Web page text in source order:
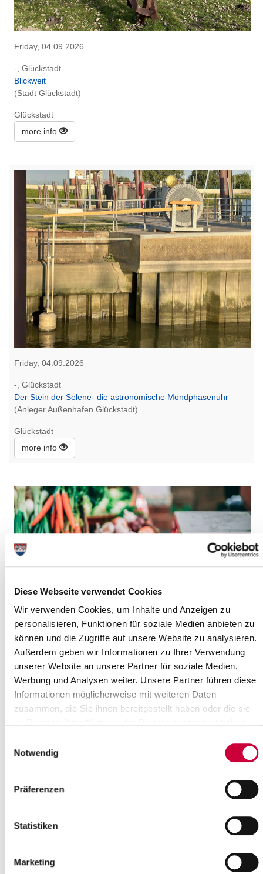
Diese Webseite verwendet Cookies
Wir verwenden Cookies, um Inhalte und Anzeigen zu
personalisieren, Funktionen für soziale Medien anbieten zu
können und die Zugriffe auf unsere Website zu analysieren.
Außerdem geben wir Informationen zu Ihrer Verwendung
unserer Website an unsere Partner für soziale Medien,
Werbung und Analysen weiter. Unsere Partner führen diese
Informationen möglicherweise mit weiteren Daten
zusammen, die Sie ihnen bereitgestellt haben oder die sie
Notwendig
Präferenzen
Statistiken
Marketing
Friday, 04.09.2026
-, Glückstadt
Blickweit
(Stadt Glückstadt)
Glückstadt
more info
Friday, 04.09.2026
-, Glückstadt
Der Stein der Selene- die astronomische Mondphasenuhr
(Anleger Außenhafen Glückstadt)
Glückstadt
more info
Friday, 04.09.2026
08:00 Uhr - 12:00 Uhr, Glückstadt
Glückstädter Wochenmarkt
(Marktplatz Glückstadt)
(Begegnungsstätte Glücksknoten)